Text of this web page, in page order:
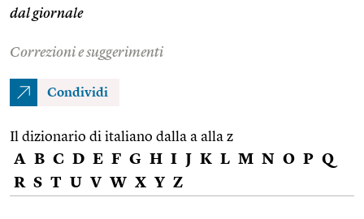
dal giornale
Correzioni e suggerimenti
Condividi
Il dizionario di italiano dalla a alla z
A B C D E F G H I J K L M N O P Q
R S T U V W X Y Z